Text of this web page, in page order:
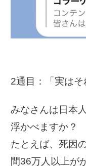
2通目：「実はそ
みなさんは日本
浮かべますか？
たとえば、死因
間36万人以上が